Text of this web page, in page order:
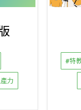
力
#特